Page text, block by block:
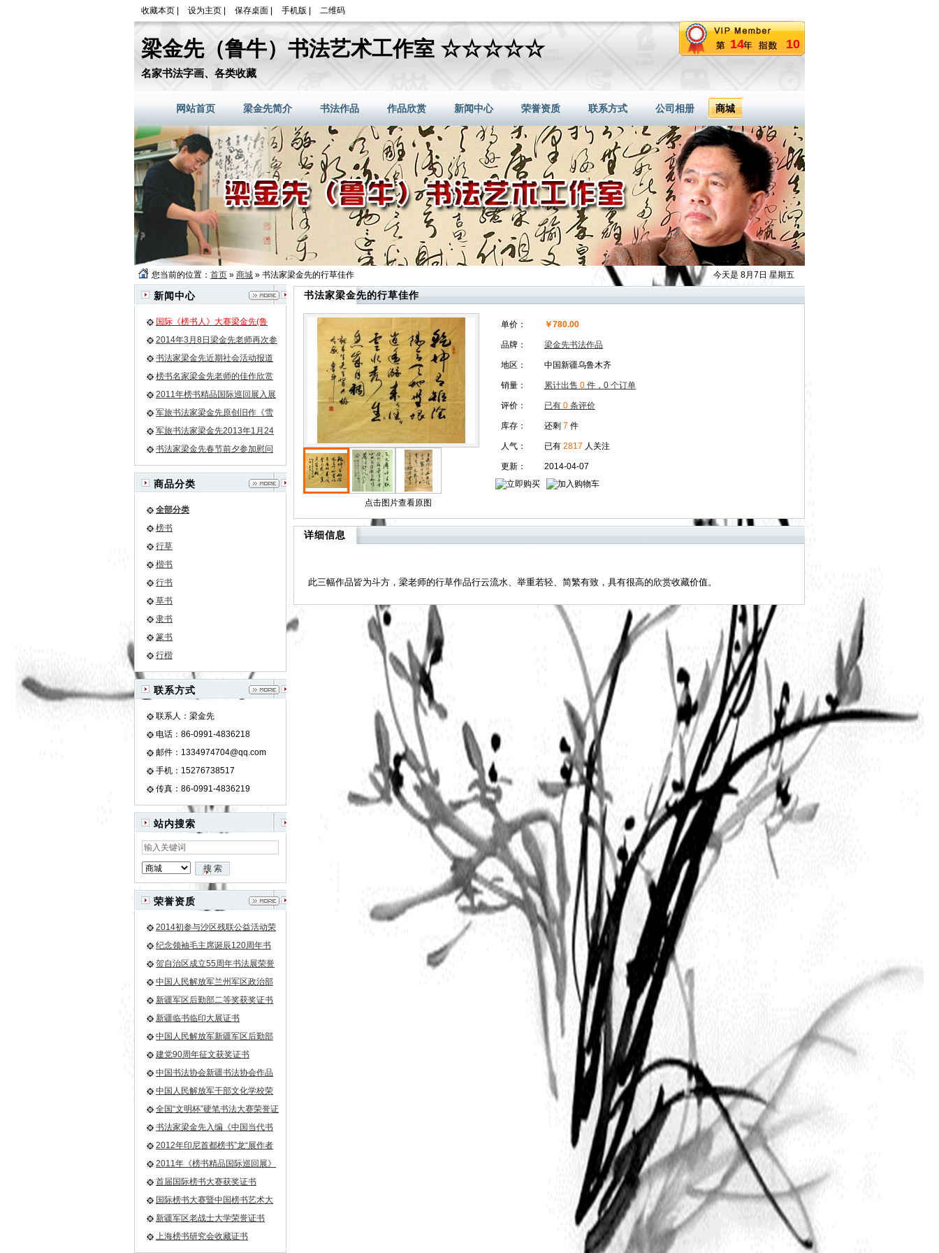
收藏本页 设为主页 保存桌面 手机版 二维码
14 10
梁金先（鲁牛）书法艺术工作室 ☆☆☆☆☆
名家书法字画、各类收藏
网站首页 梁金先简介 书法作品 作品欣赏 新闻中心 荣誉资质 联系方式 公司相册 商城
今天是 8月7日 星期五
您当前的位置： 首页 » 商城 » 书法家梁金先的行草佳作
新闻中心
国际《榜书人》大赛梁金先(鲁
牛）老师荣膺榜书第一名小字第
二名
2014年3月8日梁金先老师再次参
加残联畅想艺术团活动
书法家梁金先近期社会活动报道
榜书名家梁金先老师的佳作欣赏
之《龙》等
2011年榜书精品国际巡回展入展
名单
军旅书法家梁金先原创旧作《雪
花》
军旅书法家梁金先2013年1月24
日再次为驻军某团挥豪泼墨
书法家梁金先春节前夕参加慰问
驻军部队官兵的活动
商品分类
全部分类
榜书
行草
楷书
行书
草书
隶书
篆书
行楷
联系方式
联系人：梁金先
电话：86-0991-4836218
邮件：1334974704@qq.com
手机：15276738517
传真：86-0991-4836219
站内搜索
荣誉资质
2014初参与沙区残联公益活动荣
誉证书
纪念领袖毛主席诞辰120周年书
法作品邀请展金奖荣誉证书
贺自治区成立55周年书法展荣誉
证书
中国人民解放军兰州军区政治部
一等奖荣誉证书
新疆军区后勤部二等奖获奖证书
新疆临书临印大展证书
中国人民解放军新疆军区后勤部
荣誉证书
建党90周年征文获奖证书
中国书法协会新疆书法协会作品
入选证书
中国人民解放军干部文化学校荣
誉证书
全国“文明杯”硬笔书法大赛荣誉证
书
书法家梁金先入编《中国当代书
画家大辞典》
2012年印尼首都榜书”龙“展作者
—梁金先
2011年《榜书精品国际巡回展》
第一名
首届国际榜书大赛获奖证书
国际榜书大赛暨中国榜书艺术大
论坛收藏证书
新疆军区老战士大学荣誉证书
上海榜书研究会收藏证书
书法家梁金先的行草佳作
点击图片查看原图
单价： ￥780.00
品牌： 梁金先书法作品
地区： 中国新疆乌鲁木齐
销量： 累计出售 0 件，0 个订单
评价： 已有 0 条评价
库存： 还剩 7 件
人气： 已有 2817 人关注
更新： 2014-04-07
详细信息
此三幅作品皆为斗方，梁老师的行草作品行云流水、举重若轻、简繁有致，具有很高的欣赏收藏价值。